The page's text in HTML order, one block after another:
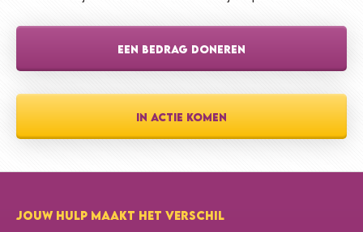
EEN BEDRAG DONEREN
IN ACTIE KOMEN
JOUW HULP MAAKT HET VERSCHIL